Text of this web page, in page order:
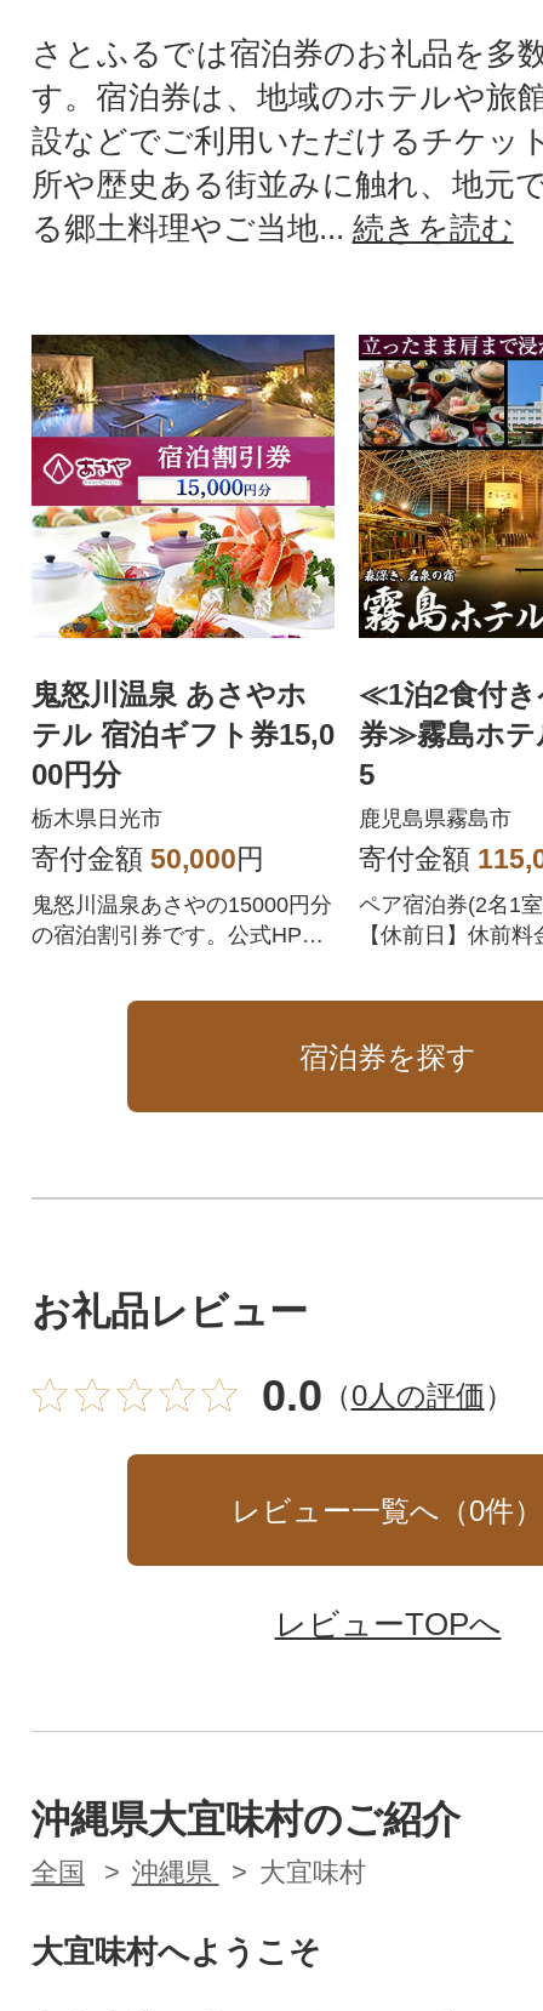
さとふるでは宿泊券のお礼品を多
す。宿泊券は、地域のホテルや旅
設などでご利用いただけるチケッ
所や歴史ある街並みに触れ、地元
る郷土料理やご当地... 続きを読む
鬼怒川温泉 あさやホ
テル 宿泊ギフト券15,0
00円分
栃木県日光市
寄付金額 50,000円
鬼怒川温泉あさやの15000円分
の宿泊割引券です。公式HPま
≪1泊2食付き
券≫霧島ホ
5
鹿児島県霧島市
寄付金額
ペア宿泊券(2名1
【休前日】休前
のご案内となりま
宿泊券を探す
お礼品レビュー
0.0 （0人の評価）
レビュー一覧へ（0件）
レビューTOPへ
沖縄県大宜味村のご紹介
全国 沖縄県 大宜味村
大宜味村へようこそ